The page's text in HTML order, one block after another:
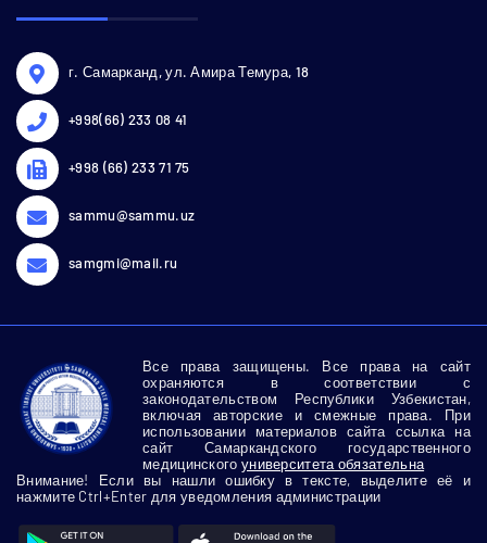
г. Самарканд, ул. Амира Темура, 18
+998(66) 233 08 41
+998 (66) 233 71 75
sammu@sammu.uz
samgmi@mail.ru
Все права защищены. Все права на сайт
охраняются в соответствии с
законодательством Республики Узбекистан,
включая авторские и смежные права. При
использовании материалов сайта ссылка на
сайт Самаркандского государственного
медицинского университета обязательна
Внимание! Если вы нашли ошибку в тексте, выделите её и
нажмите Ctrl+Enter для уведомления администрации